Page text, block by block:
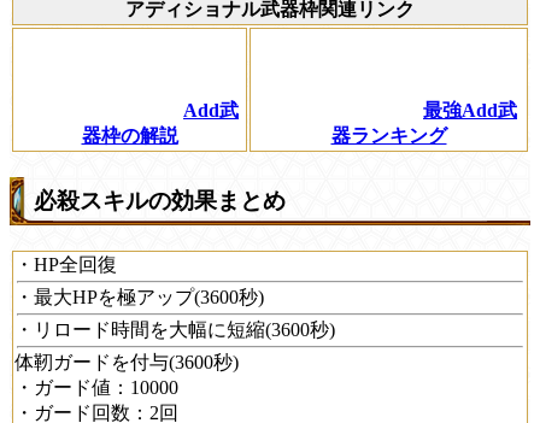
アディショナル武器枠関連リンク
Add武
器枠の解説
最強Add武
器ランキング
必殺スキルの効果まとめ
・HP全回復
・最大HPを極アップ(3600秒)
・リロード時間を大幅に短縮(3600秒)
体靭ガードを付与(3600秒)
・ガード値：10000
・ガード回数：2回